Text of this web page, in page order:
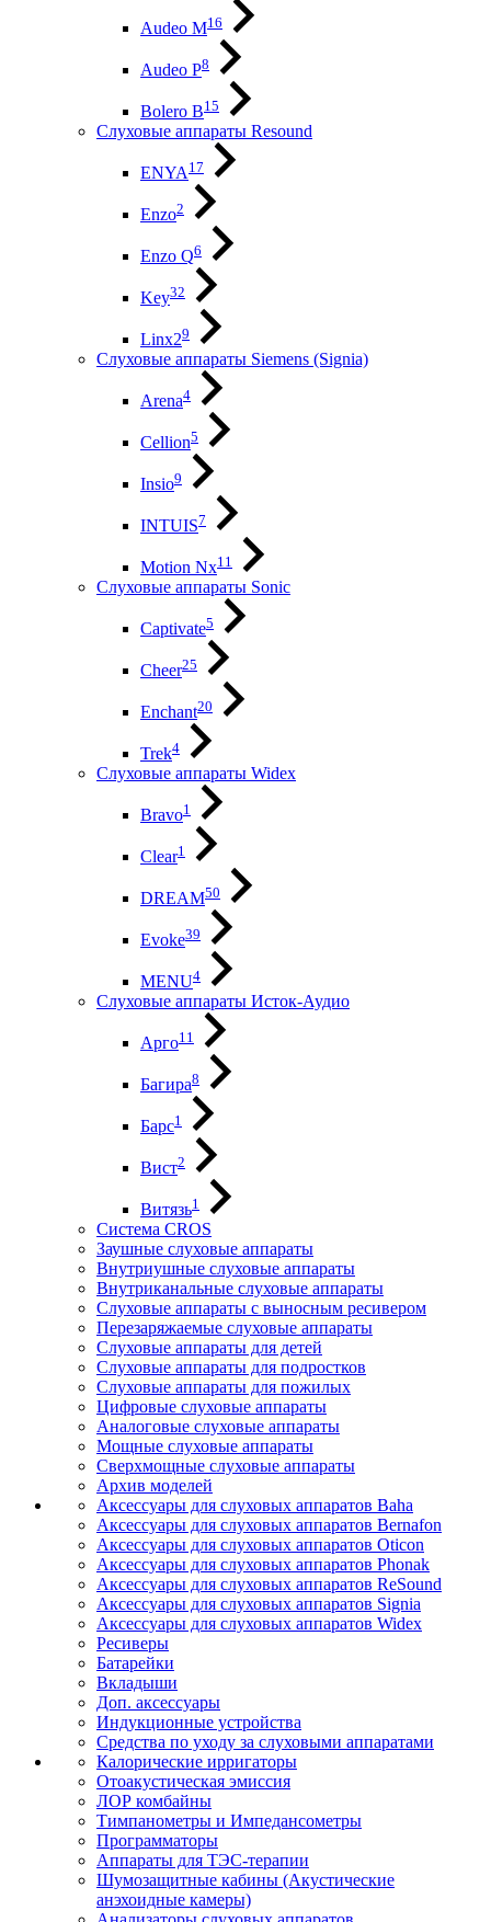
Audeo М16
Audeo P8
Bolero B15
Слуховые аппараты Resound
ENYA17
Enzo2
Enzo Q6
Key32
Linx29
Слуховые аппараты Siemens (Signia)
Arena4
Cellion5
Insio9
INTUIS7
Motion Nx11
Слуховые аппараты Sonic
Captivate5
Cheer25
Enchant20
Trek4
Слуховые аппараты Widex
Bravo1
Clear1
DREAM50
Evoke39
MENU4
Слуховые аппараты Исток-Аудио
Арго11
Багира8
Барс1
Вист2
Витязь1
Система CROS
Заушные слуховые аппараты
Внутриушные слуховые аппараты
Внутриканальные слуховые аппараты
Слуховые аппараты с выносным ресивером
Перезаряжаемые слуховые аппараты
Слуховые аппараты для детей
Слуховые аппараты для подростков
Слуховые аппараты для пожилых
Цифровые слуховые аппараты
Аналоговые слуховые аппараты
Мощные слуховые аппараты
Сверхмощные слуховые аппараты
Архив моделей
Аксессуары для слуховых аппаратов Baha
Аксессуары для слуховых аппаратов Bernafon
Аксессуары для слуховых аппаратов Oticon
Аксессуары для слуховых аппаратов Phonak
Аксессуары для слуховых аппаратов ReSound
Аксессуары для слуховых аппаратов Signia
Аксессуары для слуховых аппаратов Widex
Ресиверы
Батарейки
Вкладыши
Доп. аксессуары
Индукционные устройства
Средства по уходу за слуховыми аппаратами
Калорические ирригаторы
Отоакустическая эмиссия
ЛОР комбайны
Тимпанометры и Импедансометры
Программаторы
Аппараты для ТЭС-терапии
Шумозащитные кабины (Акустические
анэхоидные камеры)